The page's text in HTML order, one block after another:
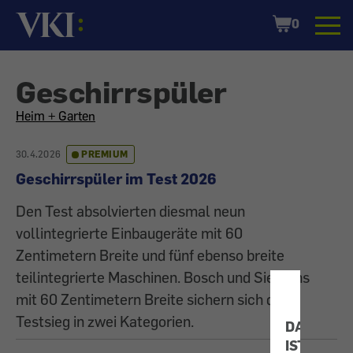
IST
Startseite
Shopping
Cart
0
Geschirrspüler
All
articles
on
the
topic
Heim + Garten
30.4.2026 PREMIUM
Geschirrspüler im Test 2026
Den Test absolvierten diesmal neun
vollintegrierte Einbaugeräte mit 60
Zentimetern Breite und fünf ebenso breite
teilintegrierte Maschinen. Bosch und Siemens
mit 60 Zentimetern Breite sichern sich den
Testsieg in zwei Kategorien.